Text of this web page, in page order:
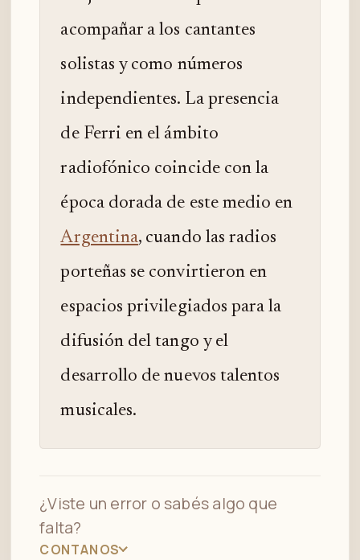
acompañar a los cantantes
solistas y como números
independientes. La presencia
de Ferri en el ámbito
radiofónico coincide con la
época dorada de este medio en
Argentina, cuando las radios
porteñas se convirtieron en
espacios privilegiados para la
difusión del tango y el
desarrollo de nuevos talentos
musicales.
¿Viste un error o sabés algo que
falta?
CONTANOS